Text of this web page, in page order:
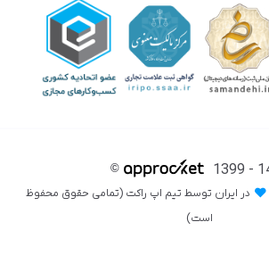
© 1399 -
در ایران توسط تیم اپ راکت (تمامی حقوق محفوظ
است)